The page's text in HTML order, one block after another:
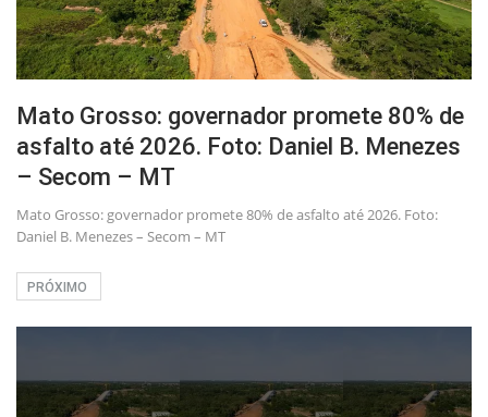
Mato Grosso: governador promete 80% de
asfalto até 2026. Foto: Daniel B. Menezes
– Secom – MT
Mato Grosso: governador promete 80% de asfalto até 2026. Foto:
Daniel B. Menezes – Secom – MT
PRÓXIMO